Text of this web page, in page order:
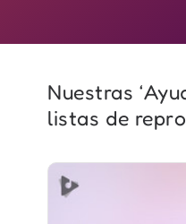
Nuestras
listas de